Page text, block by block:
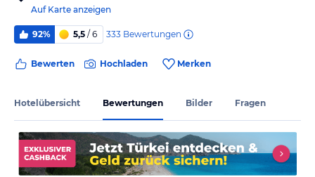
Auf Karte anzeigen
92% 5,5 / 6 333 Bewertungen
Bewerten Hochladen Merken
Hotelübersicht Bewertungen Bilder Fragen